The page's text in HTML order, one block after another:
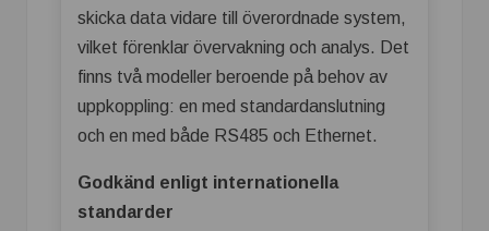
skicka data vidare till överordnade system,
vilket förenklar övervakning och analys. Det
finns två modeller beroende på behov av
uppkoppling: en med standardanslutning
och en med både RS485 och Ethernet.
Godkänd enligt internationella
standarder